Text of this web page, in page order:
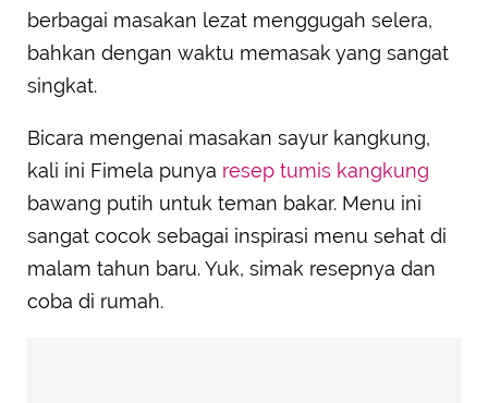
berbagai masakan lezat menggugah selera,
bahkan dengan waktu memasak yang sangat
singkat.
Bicara mengenai masakan sayur kangkung,
kali ini Fimela punya resep tumis kangkung
bawang putih untuk teman bakar. Menu ini
sangat cocok sebagai inspirasi menu sehat di
malam tahun baru. Yuk, simak resepnya dan
coba di rumah.